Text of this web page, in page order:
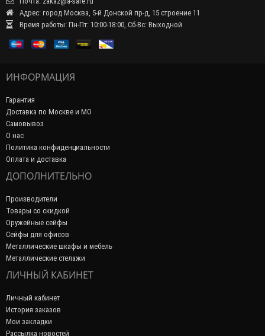
Адрес: город Москва, 5-й Донской пр-д, 15 строение 11
Время работы: Пн-Пт: 10:00-18:00, Сб-Вс: Выходной
ИНФОРМАЦИЯ
Гарантия
Доставка по Москве и МО
Самовывоз
О нас
Политика конфиденциальности
Оплата и доставка
ДОПОЛНИТЕЛЬНО
Производители
Товары со скидкой
Оружейные сейфы
Сейфы для офисов
Металлические шкафы и мебель
Металлические стелажи
ЛИЧНЫЙ КАБИНЕТ
Личный кабинет
История заказов
Мои закладки
Рассылка новостей